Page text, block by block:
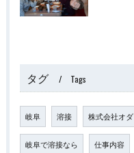
タグ Tags
岐阜 溶接 株式会社オ
岐阜で溶接なら 仕事内容